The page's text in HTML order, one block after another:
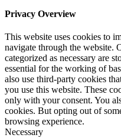
Privacy Overview
This website uses cookies to
navigate through the website.
categorized as necessary are
essential for the working of
also use third-party cookies
you use this website. These
only with your consent. You
cookies. But opting out of
browsing experience.
Necessary